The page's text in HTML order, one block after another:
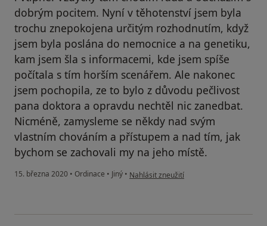
dobrým pocitem. Nyní v těhotenství jsem byla
trochu znepokojena určitým rozhodnutím, když
jsem byla poslána do nemocnice a na genetiku,
kam jsem šla s informacemi, kde jsem spíše
počítala s tím horším scenářem. Ale nakonec
jsem pochopila, ze to bylo z důvodu pečlivost
pana doktora a opravdu nechtěl nic zanedbat.
Nicméně, zamysleme se někdy nad svým
vlastním chováním a přístupem a nad tím, jak
bychom se zachovali my na jeho místě.
15. března 2020 • Ordinace • Jiný • podle názoru uživatele Slámovka
Nahlásit zneužití